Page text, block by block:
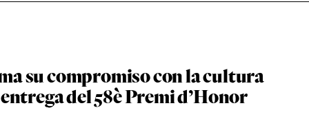
su compromiso con la cultura
del 58è Premi d’Honor